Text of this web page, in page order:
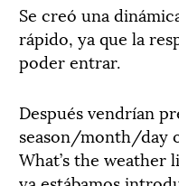
Se creó una
rápido, ya que la
poder entrar.
Después vendrían
season/month/day
What’s the weather